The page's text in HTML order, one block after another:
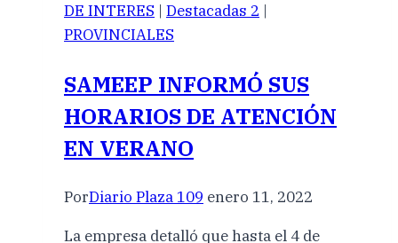
DE INTERES | Destacadas 2 |
PROVINCIALES
SAMEEP INFORMÓ SUS
HORARIOS DE ATENCIÓN
EN VERANO
PorDiario Plaza 109 enero 11, 2022
La empresa detalló que hasta el 4 de